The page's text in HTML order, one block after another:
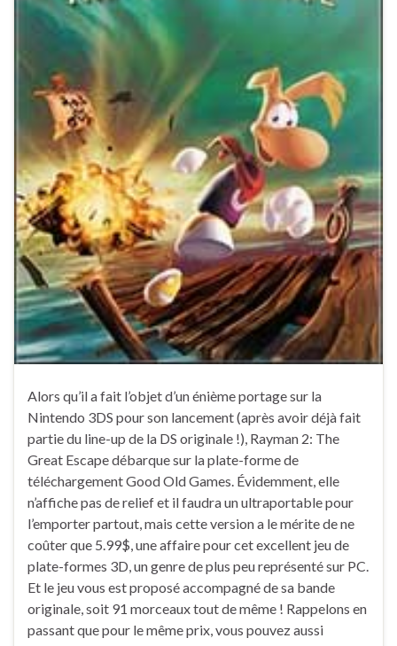
Alors qu’il a fait l’objet d’un énième portage sur la
Nintendo 3DS pour son lancement (après avoir déjà fait
partie du line-up de la DS originale !), Rayman 2: The
Great Escape débarque sur la plate-forme de
téléchargement Good Old Games. Évidemment, elle
n’affiche pas de relief et il faudra un ultraportable pour
l’emporter partout, mais cette version a le mérite de ne
coûter que 5.99$, une affaire pour cet excellent jeu de
plate-formes 3D, un genre de plus peu représenté sur PC.
Et le jeu vous est proposé accompagné de sa bande
originale, soit 91 morceaux tout de même ! Rappelons en
passant que pour le même prix, vous pouvez aussi